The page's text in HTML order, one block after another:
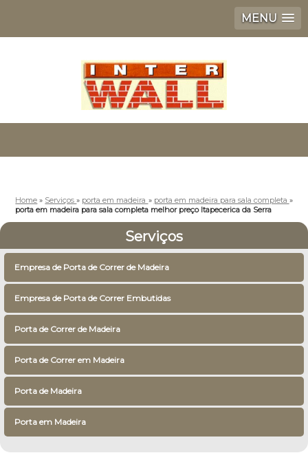
MENU
Home » Serviços» porta em madeira » porta em madeira para sala completa »
porta em madeira para sala completa melhor preço Itapecerica da Serra
Serviços
Empresa de Porta de Correr de Madeira
Empresa de Porta de Correr Embutidas
Porta de Correr de Madeira
Porta de Correr em Madeira
Porta de Madeira
Porta em Madeira